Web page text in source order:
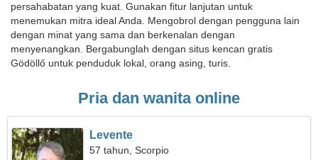
persahabatan yang kuat. Gunakan fitur lanjutan untuk
menemukan mitra ideal Anda. Mengobrol dengan pengguna lain
dengan minat yang sama dan berkenalan dengan
menyenangkan. Bergabunglah dengan situs kencan gratis
Gödöllő untuk penduduk lokal, orang asing, turis.
Pria dan wanita online
Levente
57 tahun, Scorpio